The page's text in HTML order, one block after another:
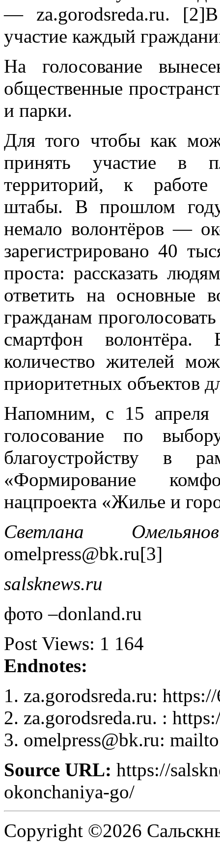
— za.gorodsreda.ru.
участие каждый
На голосование
общественные
и парки.
Для того чтобы как
принять участие в
территорий, к работе
штабы. В прошлом
немало волонтёров —
зарегистрировано 40
проста: рассказать
ответить на основные
гражданам
смартфон волонтёра.
количество жителей
приоритетных объектов
Напомним, с 15 апреля
голосование по
благоустройству в
«Формирование
нацпроекта «Жилье и
Светлана
omelpress@bk.ru[3]
salsknews.ru
фото –donland.ru
Post Views: 1 164
Endnotes:
za.gorodsreda.ru:
za.gorodsreda.ru. :
omelpress@bk.ru:
Source URL: https://
okonchaniya-go/
Copyright ©2026